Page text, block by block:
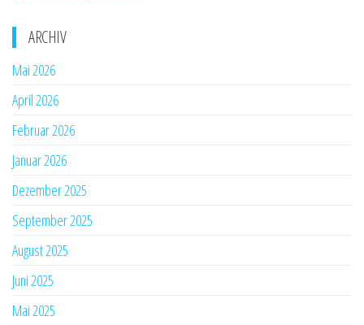
ARCHIV
Mai 2026
April 2026
Februar 2026
Januar 2026
Dezember 2025
September 2025
August 2025
Juni 2025
Mai 2025